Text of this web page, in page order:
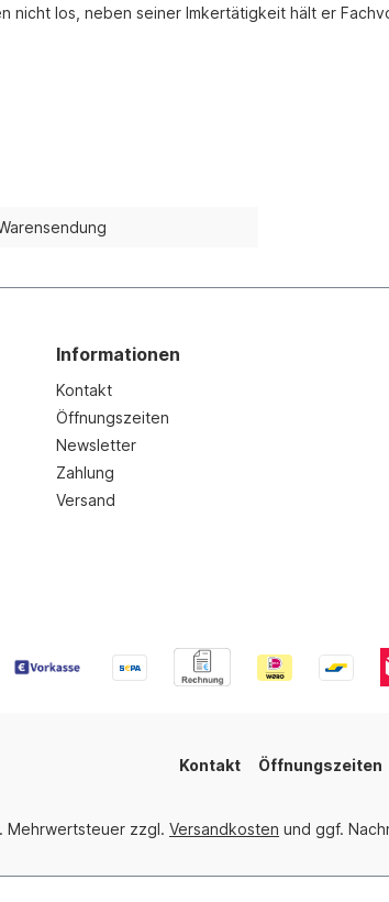
nicht los, neben seiner Imkertätigkeit hält er
Informationen
Kontakt
Öffnungszeiten
Newsletter
Zahlung
Versand
Kontakt Öffnungszeiten
Mehrwertsteuer zzgl. Versandkosten und ggf.